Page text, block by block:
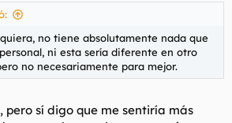
no tiene absolutamente nada que
ni esta sería diferente en otro
no necesariamente para mejor.
pero sí digo que me sentiría más